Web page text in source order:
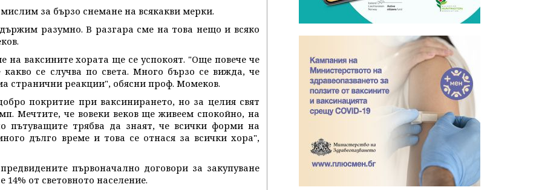
за бързо снемане на всякакви мерки.
разумно. В разгара сме на това нещо и всяко
ваксините хората ще се успокоят. "Още повече че
се случва по света. Много бързо се вижда, че
странични реакции", обясни проф. Момеков.
покритие при ваксинирането, но за целия свят
Мечтите, че вовеки веков ще живеем спокойно, на
пътуващите трябва да знаят, че всички форми на
дълго време и това се отнася за всички хора",
първоначално договори за закупуване
14% от световното население.